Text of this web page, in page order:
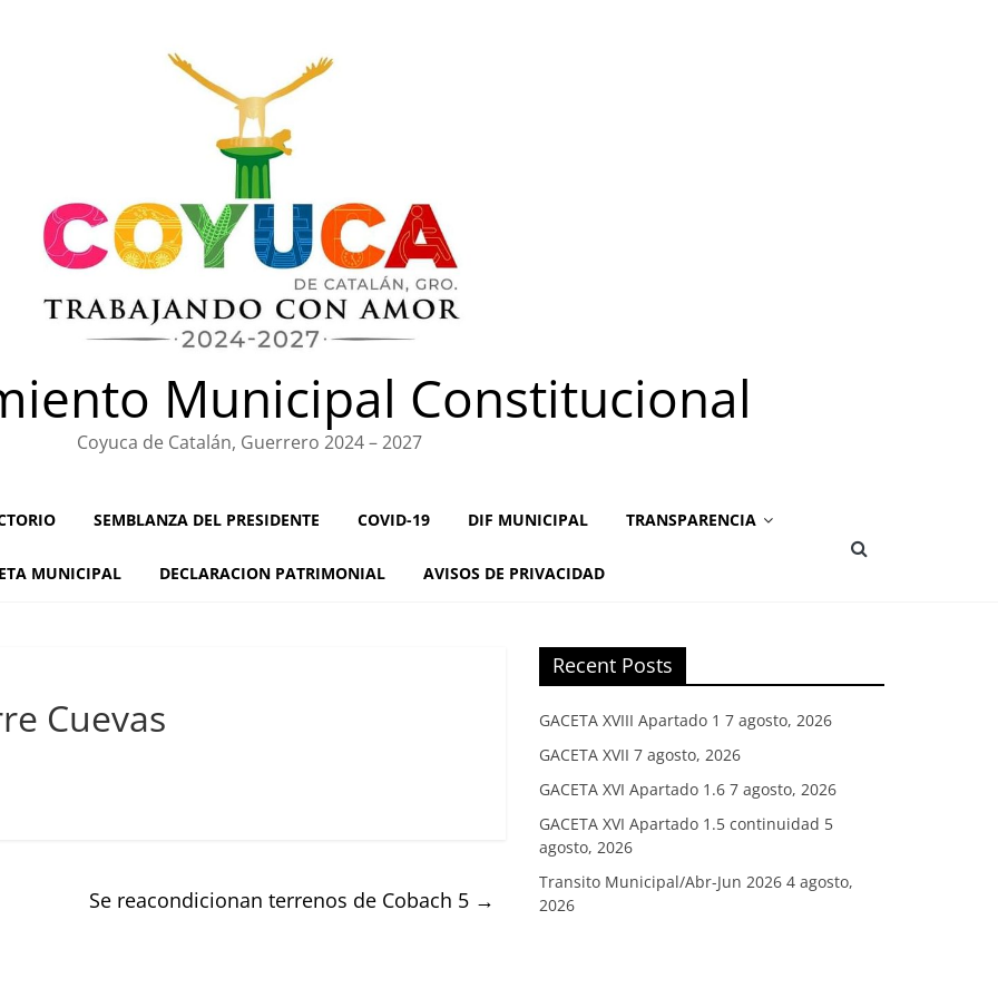
Municipal Constitucional
Coyuca de Catalán, Guerrero 2024 – 2027
SEMBLANZA DEL PRESIDENTE COVID-19 DIF MUNICIPAL TRANSPARENCIA
MUNICIPAL DECLARACION PATRIMONIAL AVISOS DE PRIVACIDAD
Cuevas
Se reacondicionan terrenos de Cobach 5 →
Recent Posts
GACETA XVIII Apartado 1 7 agosto, 2026
GACETA XVII 7 agosto, 2026
GACETA XVI Apartado 1.6 7 agosto, 2026
GACETA XVI Apartado 1.5 continuidad 5
agosto, 2026
Transito Municipal/Abr-Jun 2026 4 agosto,
2026